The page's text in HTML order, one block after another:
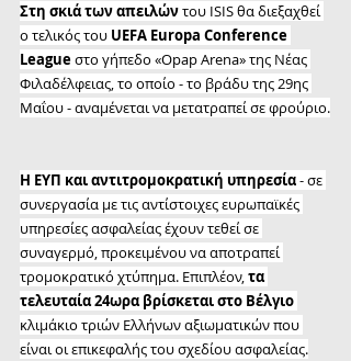
Στη σκιά των απειλών του ISIS θα διεξαχθεί
ο τελικός του UEFA Europa Conference
League στο γήπεδο «Opap Arena» της Νέας
Φιλαδέλφειας, το οποίο - το βράδυ της 29ης
Μαΐου - αναμένεται να μετατραπεί σε φρούριο.
Η ΕΥΠ και αντιτρομοκρατική υπηρεσία - σε
συνεργασία με τις αντίστοιχες ευρωπαϊκές
υπηρεσίες ασφαλείας έχουν τεθεί σε
συναγερμό, προκειμένου να αποτραπεί
τρομοκρατικό χτύπημα. Επιπλέον, τα
τελευταία 24ωρα βρίσκεται στο Βέλγιο
κλιμάκιο τριών Ελλήνων αξιωματικών που
είναι οι επικεφαλής του σχεδίου ασφαλείας.